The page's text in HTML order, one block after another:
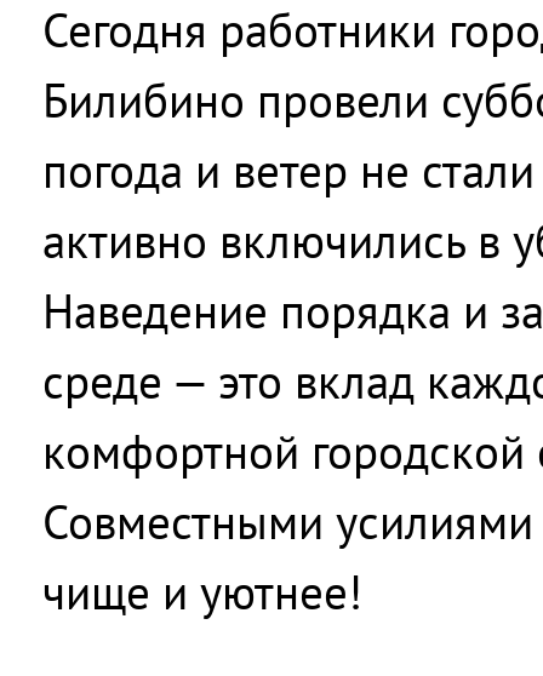
Сегодня работники
Билибино провели
погода и ветер не
активно включились в
Наведение порядка и
среде — это вклад
комфортной городской
Совместными
чище и уютнее!